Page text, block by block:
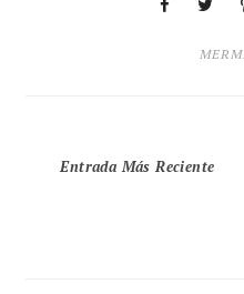
Entrada Más Reciente